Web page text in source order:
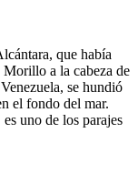
que había
a la cabeza de
se hundió
el fondo del mar.
uno de los parajes